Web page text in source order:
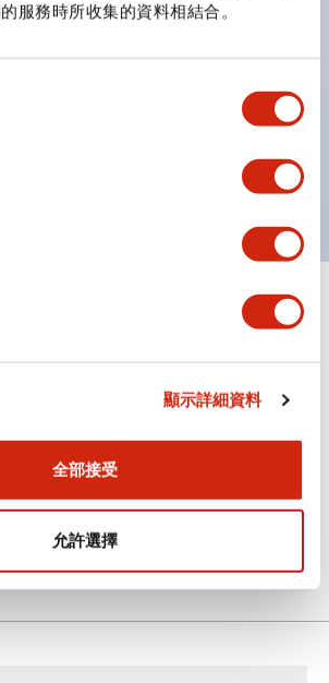
服務時所收集的資料相結合。
顯示詳細資料
全部接受
允許選擇
）。
IEC 60529）等級。［φ9、φ10］
4.50MB